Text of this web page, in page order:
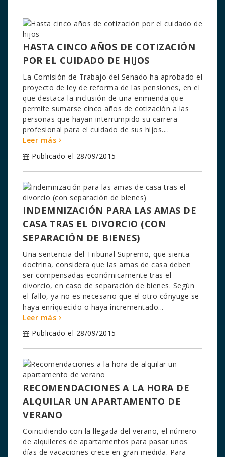
HASTA CINCO AÑOS DE COTIZACIÓN
POR EL CUIDADO DE HIJOS
La Comisión de Trabajo del Senado ha aprobado el
proyecto de ley de reforma de las pensiones, en el
que destaca la inclusión de una enmienda que
permite sumarse cinco años de cotización a las
personas que hayan interrumpido su carrera
profesional para el cuidado de sus hijos....
Leer más
Publicado el 28/09/2015
INDEMNIZACIÓN PARA LAS AMAS DE
CASA TRAS EL DIVORCIO (CON
SEPARACIÓN DE BIENES)
Una sentencia del Tribunal Supremo, que sienta
doctrina, considera que las amas de casa deben
ser compensadas económicamente tras el
divorcio, en caso de separación de bienes. Según
el fallo, ya no es necesario que el otro cónyuge se
haya enriquecido o haya incrementado...
Leer más
Publicado el 28/09/2015
RECOMENDACIONES A LA HORA DE
ALQUILAR UN APARTAMENTO DE
VERANO
Coincidiendo con la llegada del verano, el número
de alquileres de apartamentos para pasar unos
días de vacaciones crece en gran medida. Para